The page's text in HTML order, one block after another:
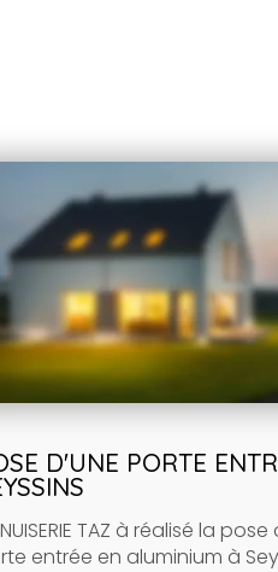
D'UNE PORTE
TAZ à réalisé la
entrée en aluminium à